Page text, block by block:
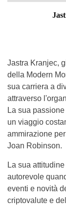
Jastra Kranjec,
della Modern
sua carriera a
attraverso
La sua
un viaggio
ammirazione
Joan Robinson.
La sua
autorevole
eventi e novità
criptovalute e